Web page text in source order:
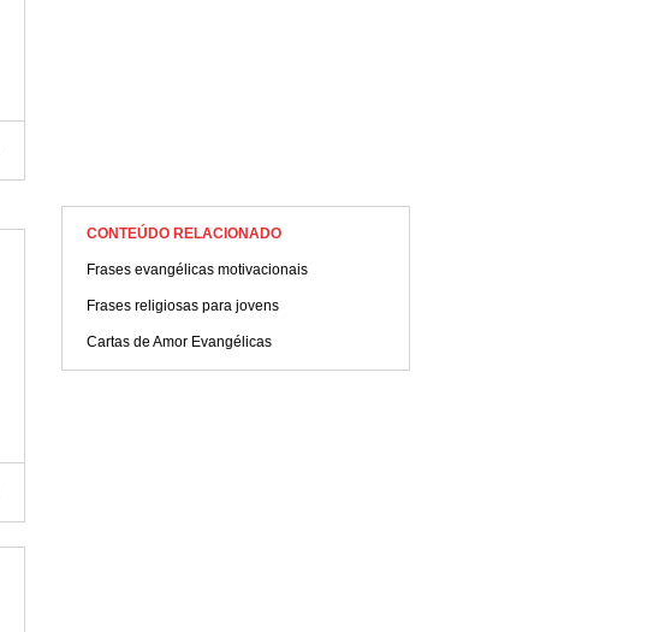
CONTEÚDO RELACIONADO
Frases evangélicas motivacionais
Frases religiosas para jovens
Cartas de Amor Evangélicas